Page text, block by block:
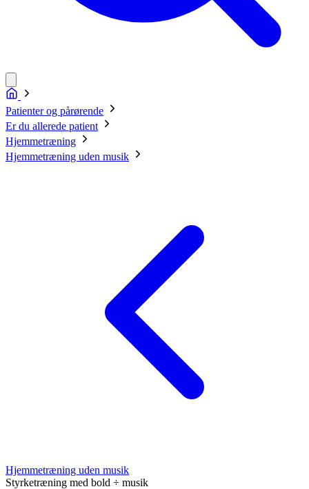
Patienter og pårørende
Er du allerede patient
Hjemmetræning
Hjemmetræning uden musik
Hjemmetræning uden musik
Styrketræning med bold ÷ musik